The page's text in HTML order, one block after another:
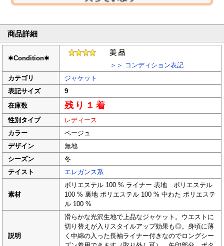
商品詳細
✱Condition✱
＞＞ コンディション表記
カテゴリ
ジャケット
表記サイズ
9
在庫数
残り１着
性別タイプ
レディース
カラー
ベージュ
デザイン
無地
シーズン
冬
テイスト
エレガンス系
素材
ポリエステル 100 % ライナー 表地 ポリエステル
100 % 裏地 ポリエステル 100 % 中わた ポリエステ
ル 100 %
説明
滑らかな光沢生地で上品なジャケット。ウエストに
切り替えが入りスタイルアップ効果も◎。身頃に薄
く中綿の入った長袖ライナー付きなのでロングシー